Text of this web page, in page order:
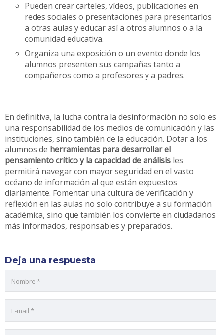
Pueden crear carteles, vídeos, publicaciones en
redes sociales o presentaciones para presentarlos
a otras aulas y educar así a otros alumnos o a la
comunidad educativa.
Organiza una exposición o un evento donde los
alumnos presenten sus campañas tanto a
compañeros como a profesores y a padres.
En definitiva, la lucha contra la desinformación no solo es
una responsabilidad de los medios de comunicación y las
instituciones, sino también de la educación. Dotar a los
alumnos de herramientas para desarrollar el
pensamiento crítico y la capacidad de análisis les
permitirá navegar con mayor seguridad en el vasto
océano de información al que están expuestos
diariamente. Fomentar una cultura de verificación y
reflexión en las aulas no solo contribuye a su formación
académica, sino que también los convierte en ciudadanos
más informados, responsables y preparados.
Deja una respuesta